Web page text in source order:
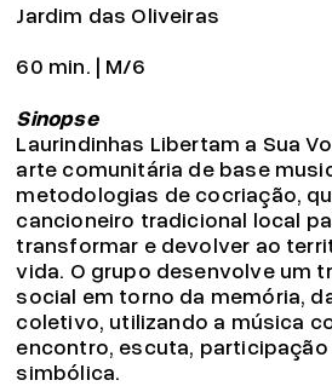
Jardim das Oliveiras
60 min. | M/6
Sinopse
Laurindinhas Libertam a Sua
arte comunitária de base
metodologias de cocriação,
cancioneiro tradicional local
transformar e devolver ao
vida. O grupo desenvolve um
social em torno da memória,
coletivo, utilizando a música
encontro, escuta,
simbólica.